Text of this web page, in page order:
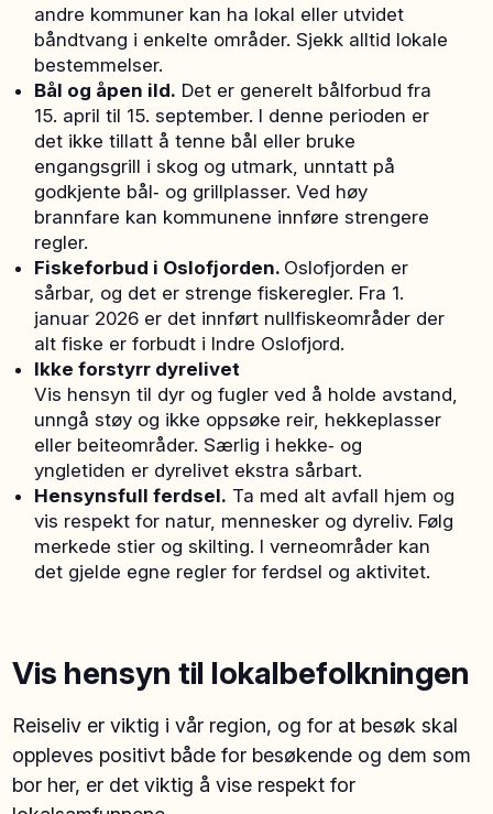
andre kommuner kan ha lokal eller utvidet
båndtvang i enkelte områder. Sjekk alltid lokale
bestemmelser.
Bål og åpen ild. Det er generelt bålforbud fra
15. april til 15. september. I denne perioden er
det ikke tillatt å tenne bål eller bruke
engangsgrill i skog og utmark, unntatt på
godkjente bål‑ og grillplasser. Ved høy
brannfare kan kommunene innføre strengere
regler.
Fiskeforbud i Oslofjorden. Oslofjorden er
sårbar, og det er strenge fiskeregler. Fra 1.
januar 2026 er det innført nullfiskeområder der
alt fiske er forbudt i Indre Oslofjord.
Ikke forstyrr dyrelivet
Vis hensyn til dyr og fugler ved å holde avstand,
unngå støy og ikke oppsøke reir, hekkeplasser
eller beiteområder. Særlig i hekke‑ og
yngletiden er dyrelivet ekstra sårbart.
Hensynsfull ferdsel. Ta med alt avfall hjem og
vis respekt for natur, mennesker og dyreliv. Følg
merkede stier og skilting. I verneområder kan
det gjelde egne regler for ferdsel og aktivitet.
Vis hensyn til lokalbefolkningen
Reiseliv er viktig i vår region, og for at besøk skal
oppleves positivt både for besøkende og dem som
bor her, er det viktig å vise respekt for